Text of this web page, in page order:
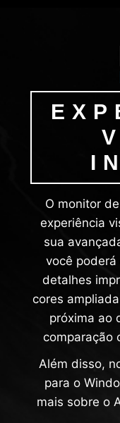
O monitor
experiência
sua
você
detalhes
cores
próxima ao
comparação
Além disso,
para o
mais sobre o